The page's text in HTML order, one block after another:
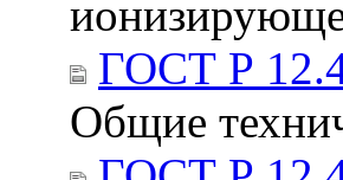
ГОСТ Р
Общие